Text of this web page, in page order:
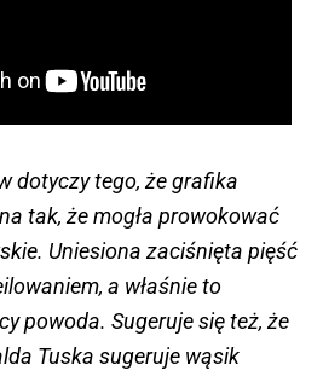
dotyczy tego, że grafika
tak, że mogła prowokować
Uniesiona zaciśnięta pięść
a właśnie to
powoda. Sugeruje się też, że
Tuska sugeruje wąsik